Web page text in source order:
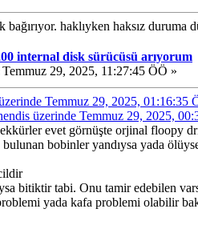
bağırıyor. haklıyken haksız duruma
internal disk sürücüsü arıyorum
Temmuz 29, 2025, 11:27:45 ÖÖ »
Temmuz 29, 2025, 01:16:35
üzerinde Temmuz 29, 2025,
evet görnüşte orjinal floopy
bulunan bobinler yandıysa yada
bitiktir tabi. Onu tamir edebilen
yada kafa problemi olabilir